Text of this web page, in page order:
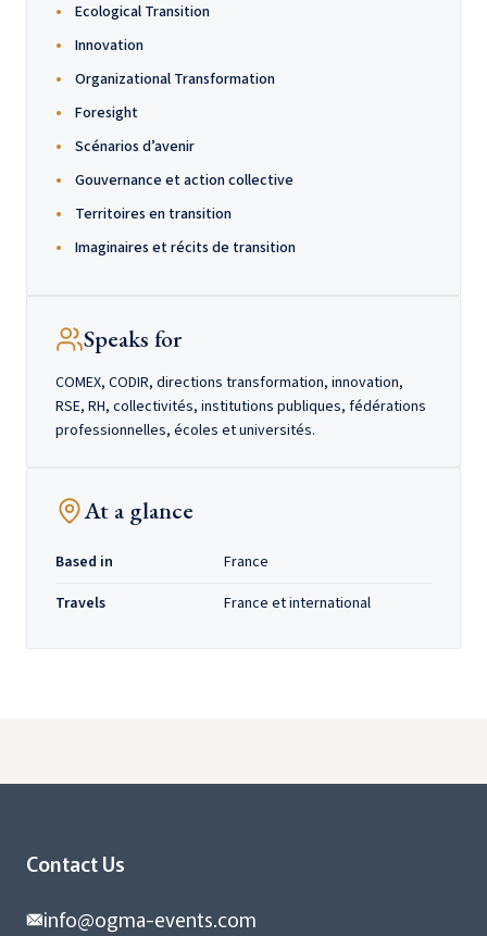
Ecological Transition
Innovation
Organizational Transformation
Foresight
Scénarios d’avenir
Gouvernance et action collective
Territoires en transition
Imaginaires et récits de transition
Speaks for
COMEX, CODIR, directions transformation, innovation,
RSE, RH, collectivités, institutions publiques, fédérations
professionnelles, écoles et universités.
At a glance
Based in
France
Travels
France et international
Contact Us
info@ogma-events.com